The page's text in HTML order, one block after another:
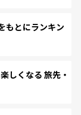
もとにランキン
しくなる 旅先・